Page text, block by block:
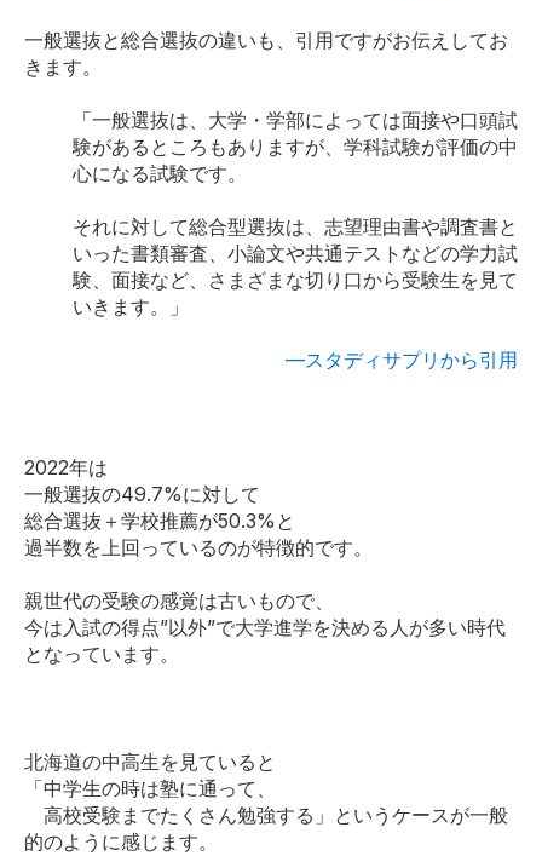
一般選抜と総合選抜の違いも、引用ですがお伝えしてお
きます。
「一般選抜は、大学・学部によっては面接や口頭試
験があるところもありますが、学科試験が評価の中
心になる試験です。
それに対して総合型選抜は、志望理由書や調査書と
いった書類審査、小論文や共通テストなどの学力試
験、面接など、さまざまな切り口から受験生を見て
いきます。」
―スタディサプリから引用
2022年は
一般選抜の49.7%に対して
総合選抜＋学校推薦が50.3%と
過半数を上回っているのが特徴的です。
親世代の受験の感覚は古いもので、
今は入試の得点”以外”で大学進学を決める人が多い時代
となっています。
北海道の中高生を見ていると
「中学生の時は塾に通って、
高校受験までたくさん勉強する」というケースが一般
的のように感じます。